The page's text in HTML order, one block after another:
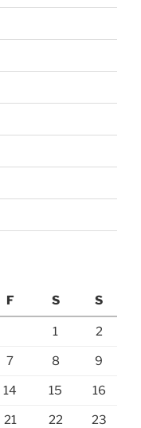
F S S
1 2
7 8 9
14 15 16
21 22 23